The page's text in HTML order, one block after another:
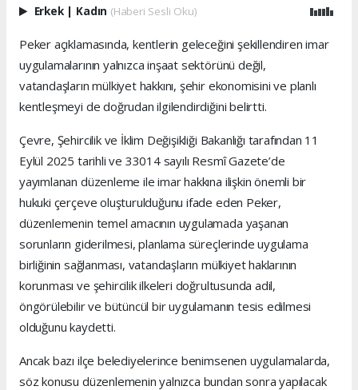
Erkek | Kadın (Haberi Sesli Oku)
Peker açıklamasında, kentlerin geleceğini şekillendiren imar
uygulamalarının yalnızca inşaat sektörünü değil,
vatandaşların mülkiyet hakkını, şehir ekonomisini ve planlı
kentleşmeyi de doğrudan ilgilendirdiğini belirtti.
Çevre, Şehircilik ve İklim Değişikliği Bakanlığı tarafından 11
Eylül 2025 tarihli ve 33014 sayılı Resmî Gazete’de
yayımlanan düzenleme ile imar hakkına ilişkin önemli bir
hukuki çerçeve oluşturulduğunu ifade eden Peker,
düzenlemenin temel amacının uygulamada yaşanan
sorunların giderilmesi, planlama süreçlerinde uygulama
birliğinin sağlanması, vatandaşların mülkiyet haklarının
korunması ve şehircilik ilkeleri doğrultusunda adil,
öngörülebilir ve bütüncül bir uygulamanın tesis edilmesi
olduğunu kaydetti.
Ancak bazı ilçe belediyelerince benimsenen uygulamalarda,
söz konusu düzenlemenin yalnızca bundan sonra yapılacak